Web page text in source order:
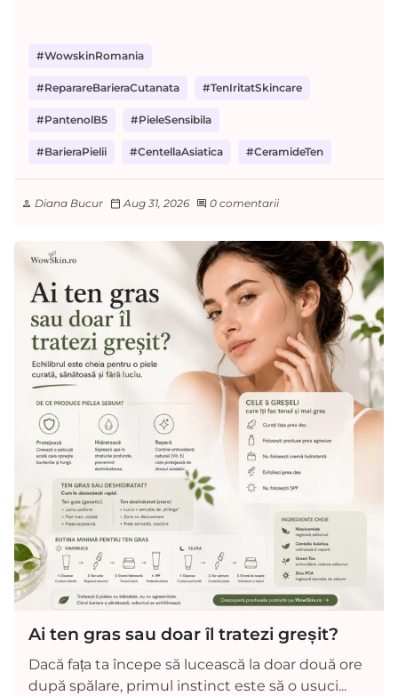
#BarieraPielii #CentellaAsiatica #CeramideTen
#PantenolB5 #PieleSensibila
#ReparareBarieraCutanata #TenIritatSkincare
#WowskinRomania
person Diana Bucur calendar_today Aug 31, 2026 comment 0 comentarii
Ai ten gras sau doar îl tratezi greșit?
Dacă fața ta începe să lucească la doar două ore
după spălare, primul instinct este să o usuci...